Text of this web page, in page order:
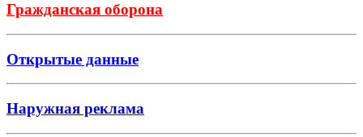
Гражданская оборона
Открытые данные
Наружная реклама